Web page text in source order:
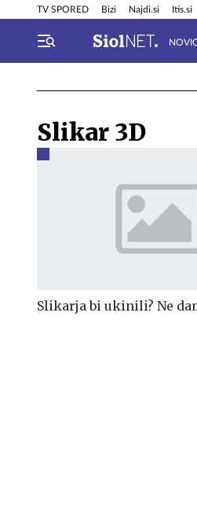
TV SPORED Bizi Najdi.si Itis.si
Info in obvestila
Slikar 3D
Slikarja bi ukinili? Ne